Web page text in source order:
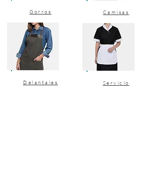
Gorros
Delantales
Camisas
Servicio